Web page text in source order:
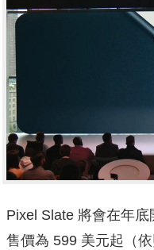
Pixel Slate 將會在年底
售價為 599 美元起（